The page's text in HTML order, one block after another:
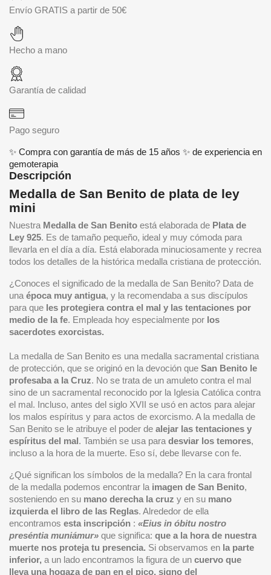
Envío GRATIS a partir de 50€
Hecho a mano
Garantía de calidad
Pago seguro
✨ Compra con garantía de más de 15 años ✨ de experiencia en
gemoterapia
Descripción
Medalla de San Benito de plata de ley
mini
Nuestra Medalla de San Benito está elaborada de Plata de
Ley 925. Es de tamaño pequeño, ideal y muy cómoda para
llevarla en el día a día. Está elaborada minuciosamente y recrea
todos los detalles de la histórica medalla cristiana de protección.
¿Conoces el significado de la medalla de San Benito? Data de
una época muy antigua, y la recomendaba a sus discípulos
para que les protegiera contra el mal y las tentaciones por
medio de la fe. Empleada hoy especialmente por los
sacerdotes exorcistas.
La medalla de San Benito es una medalla sacramental cristiana
de protección, que se originó en la devoción que San Benito le
profesaba a la Cruz. No se trata de un amuleto contra el mal
sino de un sacramental reconocido por la Iglesia Católica contra
el mal. Incluso, antes del siglo XVII se usó en actos para alejar
los malos espíritus y para actos de exorcismo. A la medalla de
San Benito se le atribuye el poder de alejar las tentaciones y
espíritus del mal. También se usa para desviar los temores,
incluso a la hora de la muerte. Eso sí, debe llevarse con fe.
¿Qué significan los símbolos de la medalla? En la cara frontal
de la medalla podemos encontrar la imagen de San Benito,
sosteniendo en su mano derecha la cruz y en su mano
izquierda el libro de las Reglas. Alrededor de ella
encontramos esta inscripción : «Eius in óbitu nostro
preséntia muniámur» que significa: que a la hora de nuestra
muerte nos proteja tu presencia. Si observamos en la parte
inferior, a un lado encontramos la figura de un cuervo que
lleva una hogaza de pan en el pico, signo del